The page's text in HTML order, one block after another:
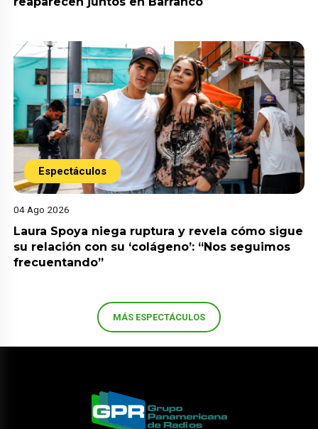
Espectáculos
04 Ago 2026
Laura Spoya niega ruptura y revela cómo sigue
su relación con su ‘colágeno’: “Nos seguimos
frecuentando”
MÁS ESPECTÁCULOS